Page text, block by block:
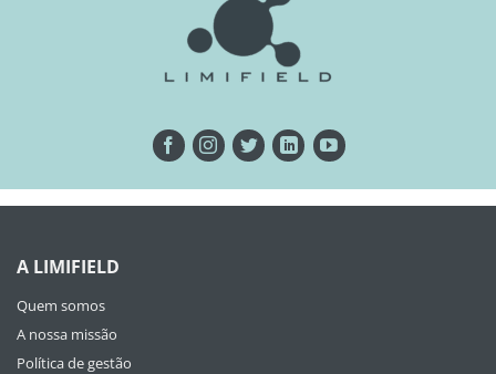
A LIMIFIELD
Quem somos
A nossa missão
Política de gestão